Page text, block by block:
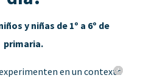
y niñas de 1º a 6º de
primaria.
en un contexto